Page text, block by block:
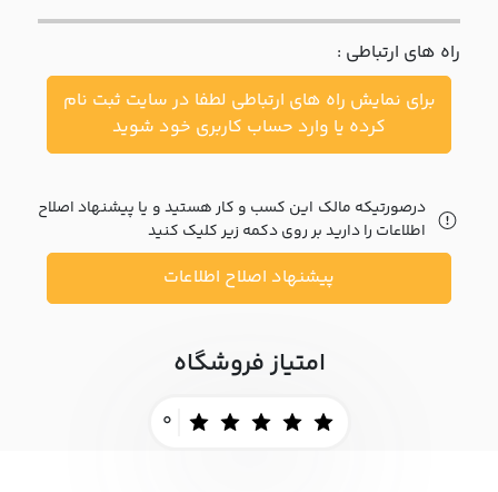
اخبار
پرسش
متداول
خواست
راه های ارتباطی :
برای نمایش راه های ارتباطی لطفا در سایت ثبت نام
کرده یا وارد حساب کاربری خود شوید
درصورتیکه مالک این کسب و کار هستید و یا پیشنهاد اصلاح
اطلاعات را دارید بر روی دکمه زیر کلیک کنید
پیشنهاد اصلاح اطلاعات
امتیاز فروشگاه
0